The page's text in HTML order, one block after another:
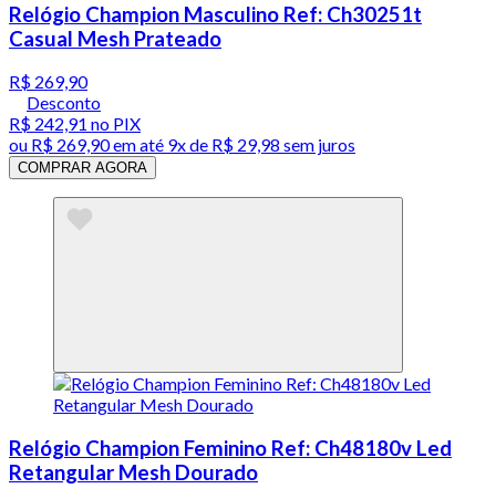
Relógio Champion Masculino Ref: Ch30251t
Casual Mesh Prateado
R$ 269,90
Desconto
R$ 242,91 no PIX
ou R$ 269,90em até 9x de R$ 29,98 sem juros
COMPRAR AGORA
Relógio Champion Feminino Ref: Ch48180v Led
Retangular Mesh Dourado